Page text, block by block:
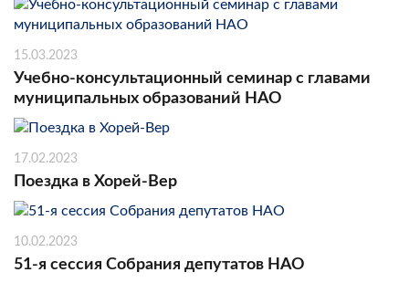
15.03.2023
Учебно-консультационный семинар с главами
муниципальных образований НАО
17.02.2023
Поездка в Хорей-Вер
10.02.2023
51-я сессия Собрания депутатов НАО